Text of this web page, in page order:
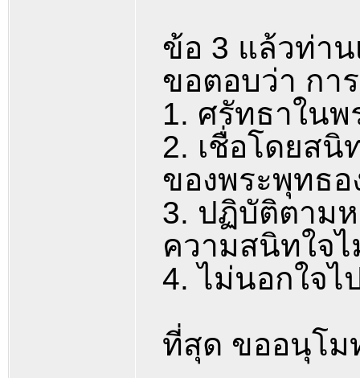
ข้อ 3 แล้วท่า
ขอตอบว่า กา
1. ศรัทธาใน
2. เชื่อโดยส
ของพระพุทธอ
3. ปฏิบัติตาม
ความสนิทใจ
4. ไม่นอกใจ
ที่สุด ขออนุโม